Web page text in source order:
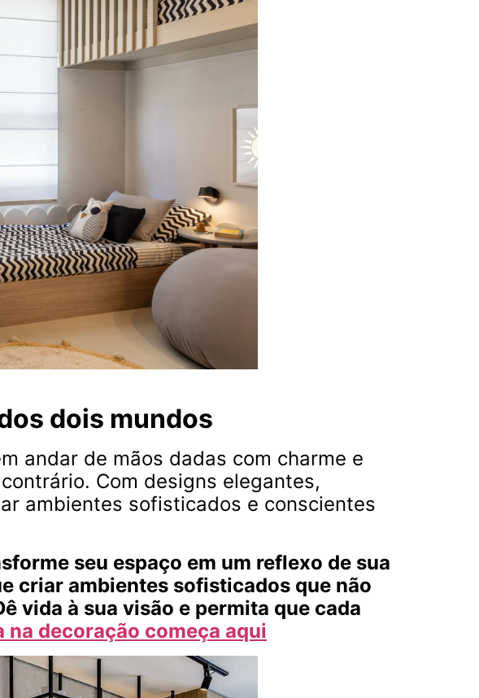
dois mundos
andar de mãos dadas com charme e
Com designs elegantes,
ambientes sofisticados e conscientes
seu espaço em um reflexo de sua
criar ambientes sofisticados que não
vida à sua visão e permita que cada
na decoração começa aqui